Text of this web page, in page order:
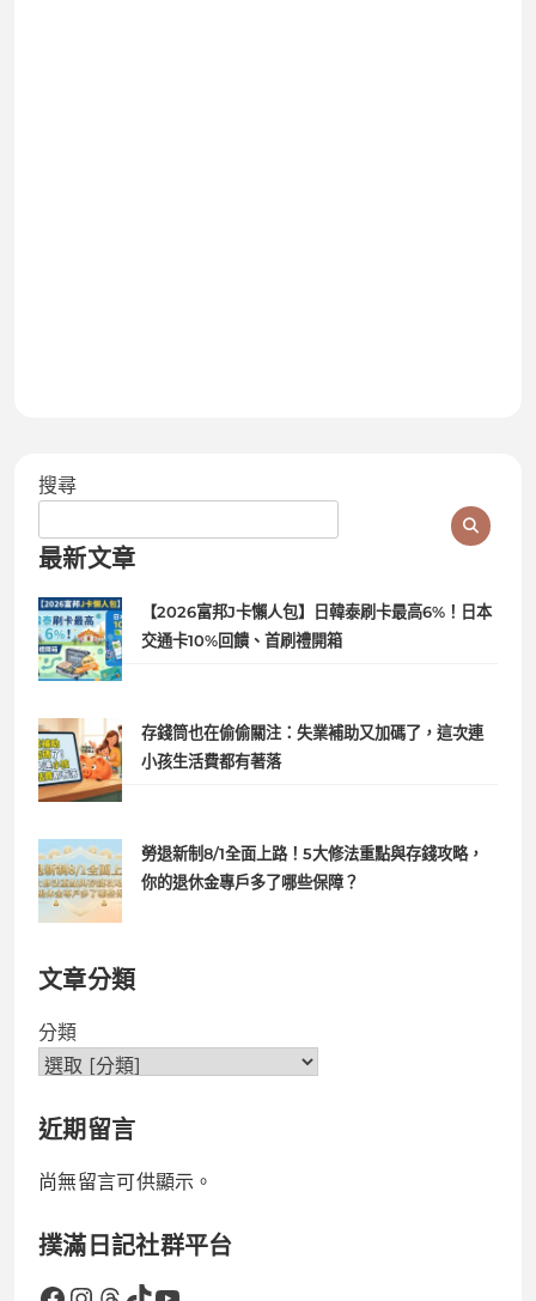
搜尋
最新文章
【2026富邦J卡懶人包】日韓泰刷卡最高6%！日本
交通卡10%回饋、首刷禮開箱
存錢筒也在偷偷關注：失業補助又加碼了，這次連
小孩生活費都有著落
勞退新制8/1全面上路！5大修法重點與存錢攻略，
你的退休金專戶多了哪些保障？
文章分類
分類
近期留言
尚無留言可供顯示。
撲滿日記社群平台